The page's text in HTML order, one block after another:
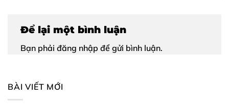
Để lại một bình luận
Bạn phải đăng nhập để gửi bình luận.
BÀI VIẾT MỚI